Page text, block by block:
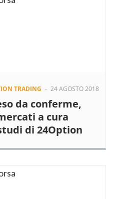
TRADING - 24 AGOSTO 2018
da conferme,
a cura
di 24Option